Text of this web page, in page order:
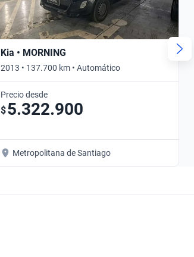
Kia • MORNING
2013 • 137.700 km • Automático
Precio desde
$5.322.900
Metropolitana de Santiago